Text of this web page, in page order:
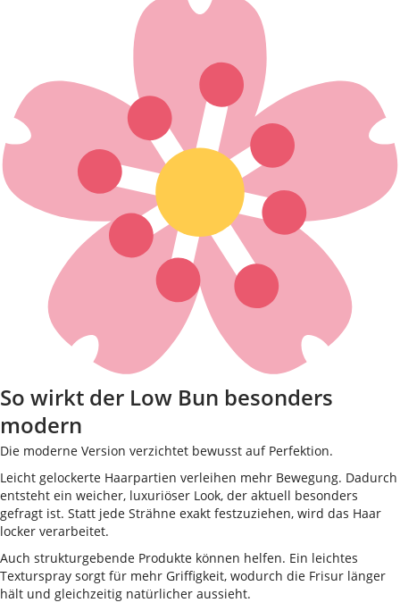
So wirkt der Low Bun besonders
modern
Die moderne Version verzichtet bewusst auf Perfektion.
Leicht gelockerte Haarpartien verleihen mehr Bewegung. Dadurch
entsteht ein weicher, luxuriöser Look, der aktuell besonders
gefragt ist. Statt jede Strähne exakt festzuziehen, wird das Haar
locker verarbeitet.
Auch strukturgebende Produkte können helfen. Ein leichtes
Texturspray sorgt für mehr Griffigkeit, wodurch die Frisur länger
hält und gleichzeitig natürlicher aussieht.